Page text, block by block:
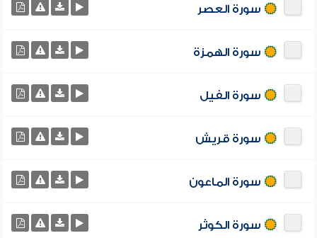
سورة العصر
سورة الهمزة
سورة الفيل
سورة قريش
سورة الماعون
سورة الكوثر